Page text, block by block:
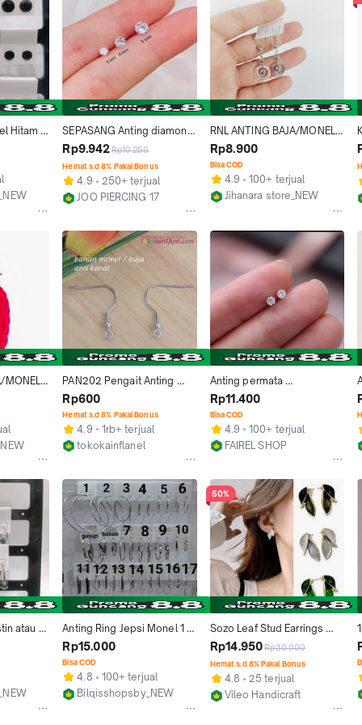
Hitam
SEPASANG Anting diamond
pria dan wanita stenlis steel
Rp9.942Rp10.250
Hemat s.d 8% Pakai Bonus
4.9
250+ terjual
JOO PIERCING 17
RNL ANTING BAJA/MONEL
MODEL JURAI TIDAK
LUNTUR DAN TIDAK GATAL
Rp8.900
Bisa COD
4.9
100+ terjual
Jihanara store_NEW
MONEL
GATAL
PAN202 Pengait Anting
Bahan Monel Model 2 (Per
Satuan)
Rp600
Hemat s.d 8% Pakai Bonus
4.9
1rb+ terjual
tokokainflanel
Anting permata
monel/Anting pria dan
Wanita/ Anting  Stainles
Steel
Rp11.400
Bisa COD
4.9
100+ terjual
FAIREL SHOP
atau
Anting Ring Jepsi Monel 1
Pasang
Rp15.000
Bisa COD
4.8
100+ terjual
Bilqisshopsby_NEW
50%
Sozo Leaf Stud Earrings
Anting Tusuk Model Daun
Monel Alloy Korean Fashion
Rp14.950Rp30.000
Hemat s.d 8% Pakai Bonus
4.8
25 terjual
Vileo Handicraft